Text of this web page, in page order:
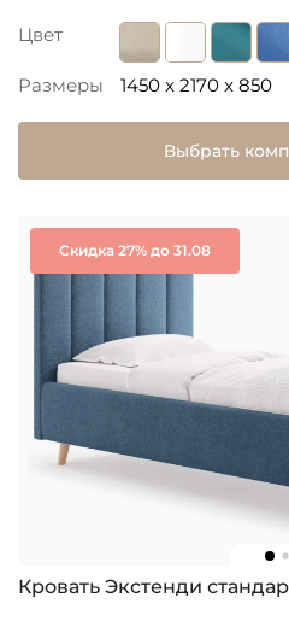
Цвет
Размеры 1450 x 2170 x 850
Выбрать
Скидка 27% до 31.08
Кровать Экстенди